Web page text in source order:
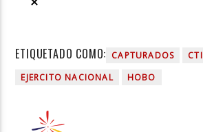
ETIQUETADO COMO: CAPTURADOS
CTI
EJERCITO NACIONAL
HOBO